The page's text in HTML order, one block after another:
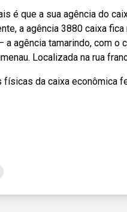
é que a sua agência do
a agência 3880 caixa fica
agência tamarindo, com o
Localizada na rua
da caixa econômica